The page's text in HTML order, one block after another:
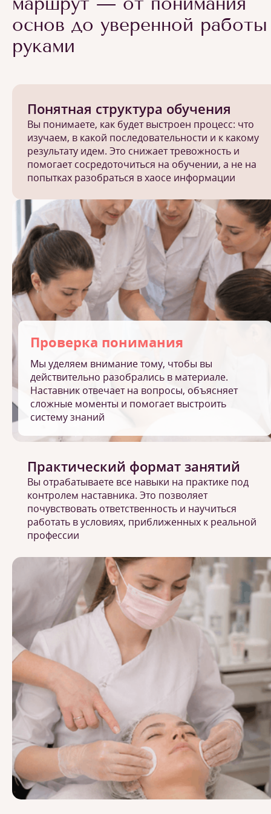
основ до уверенной работы
руками
Понятная структура обучения
Вы понимаете, как будет выстроен процесс: что
изучаем, в какой последовательности и к какому
результату идем. Это снижает тревожность и
помогает сосредоточиться на обучении, а не на
попытках разобраться в хаосе информации
Проверка понимания
Мы уделяем внимание тому, чтобы вы
действительно разобрались в материале.
Наставник отвечает на вопросы, объясняет
сложные моменты и помогает выстроить
систему знаний
Практический формат занятий
Вы отрабатываете все навыки на практике под
контролем наставника. Это позволяет
почувствовать ответственность и научиться
работать в условиях, приближенных к реальной
профессии